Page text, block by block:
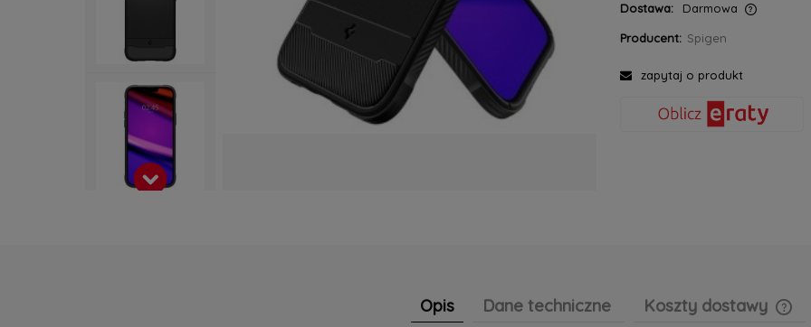
Dostawa: Darmowa
Cena nie zawiera ewentualnych kosztów
płatności
Producent: Spigen
zapytaj o produkt
Opis Dane techniczne Koszty dostawy